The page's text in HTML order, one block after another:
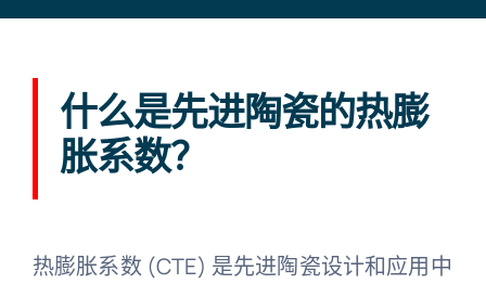
陶瓷应用
陶瓷公司
什么是先进陶瓷的热膨
胀系数？
热膨胀系数 (CTE) 是先进陶瓷设计和应用中